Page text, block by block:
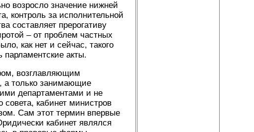
возросло значение нижней
контроль за исполнительной
составляет прерогативу
– от проблем частных
как нет и сейчас, такого
парламентские акты.
возглавляющим
а только занимающие
департаментами и не
кабинет министров
Сам этот термин впервые
кабинет являлся